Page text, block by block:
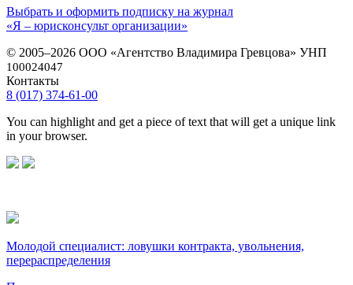
Выбрать и оформить подписку на журнал
«Я – юрисконсульт организации»
© 2005–2026 ООО «Агентство Владимира Гревцова» УНП
100024047
Контакты
8 (017) 374-61-00
You can highlight and get a piece of text that will get a unique link
in your browser.
Молодой специалист: ловушки контракта, увольнения,
перераспределения